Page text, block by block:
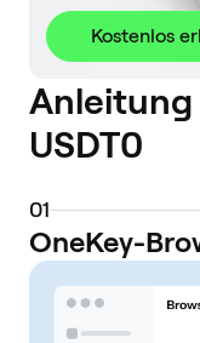
Kostenlos
USDT0
01
OneKey-